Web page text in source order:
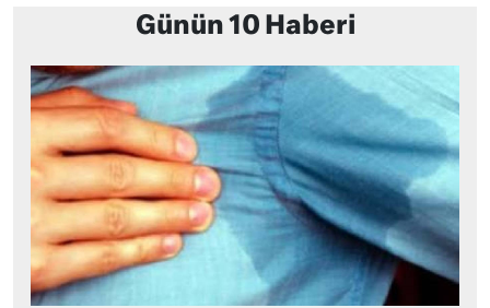
Günün 10 Haberi